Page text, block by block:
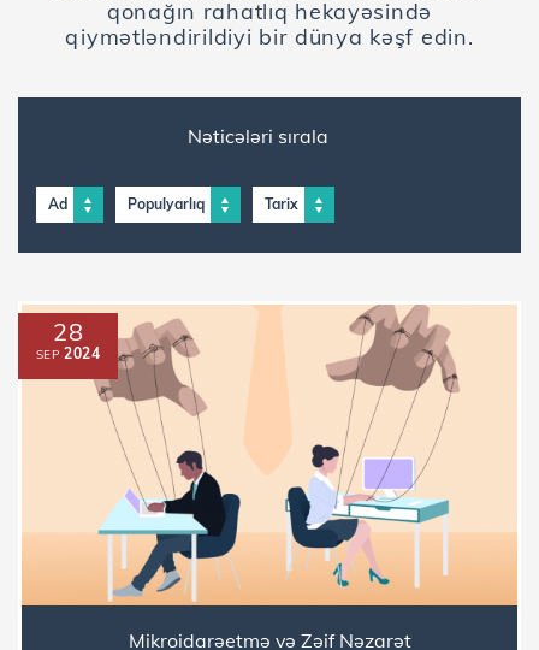
qonağın rahatlıq hekayəsində
qiymətləndirildiyi bir dünya kəşf edin.
Nəticələri sırala
Ad Populyarlıq Tarix
Mikroidarəetmə və Zəif Nəzarət
28
SEP 2024